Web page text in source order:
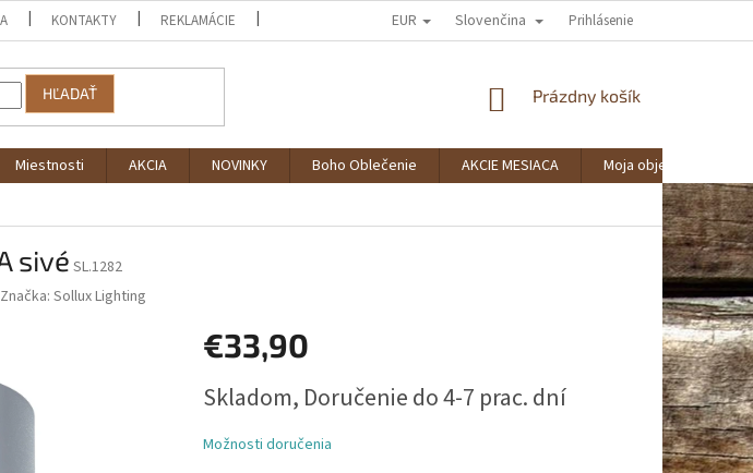
KONTAKTY REKLAMÁCIE SPOLUPRÁCA VERNOSTNÝ KLUB BOHOSTYLE
EUR Slovenčina Prihlásenie
HĽADAŤ
NÁKUPNÝ
Prázdny košík
Miestnosti AKCIA NOVINKY Boho Oblečenie AKCIE MESIACA
Moja objednávka
sivé SL.1282
Značka: Sollux Lighting
€33,90
cena:
Skladom, Doručenie do 4-7 prac. dní
Možnosti doručenia